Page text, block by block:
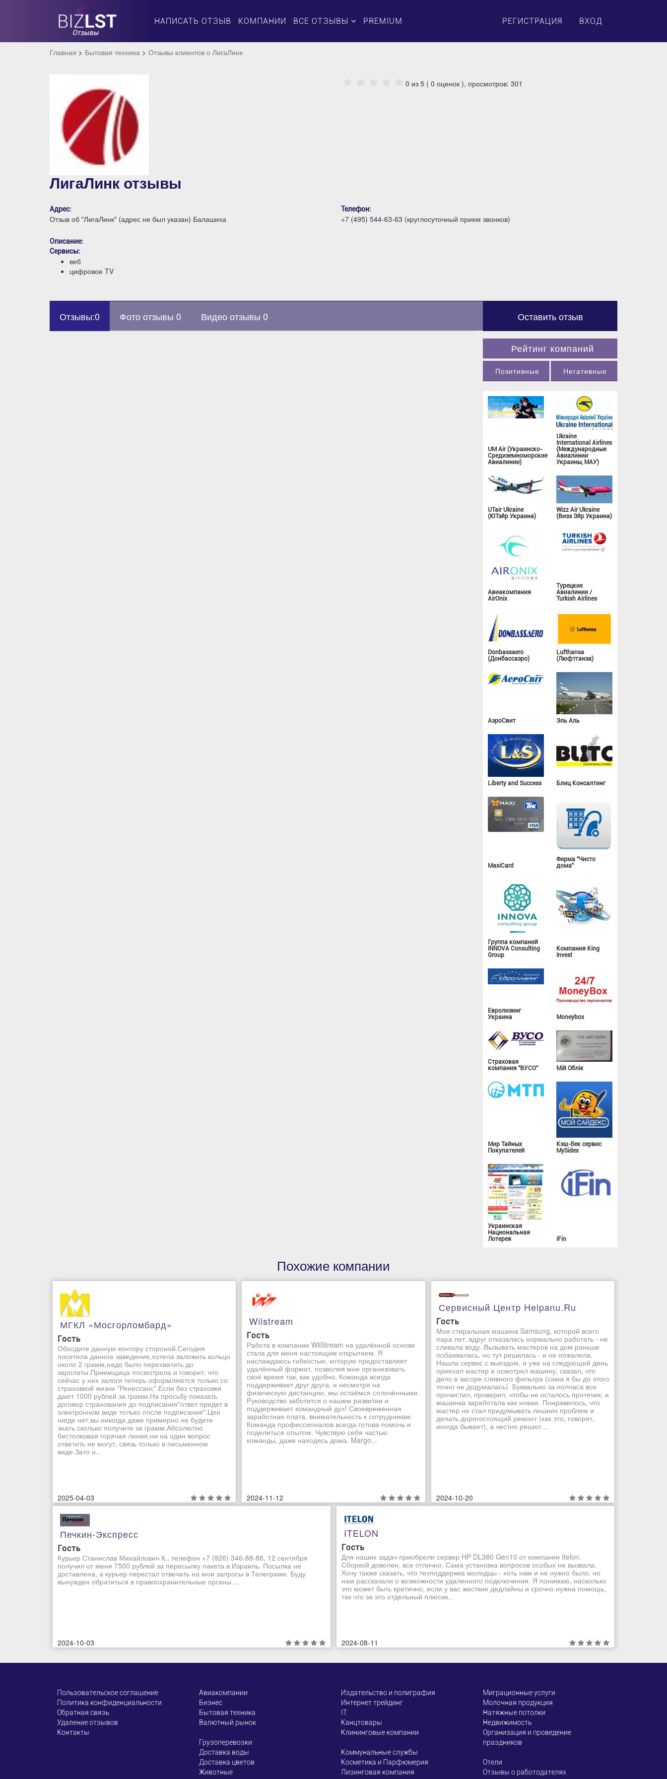
НАПИСАТЬ ОТЗЫВ КОМПАНИИ ВСЕ ОТЗЫВЫ PREMIUM РЕГИСТРАЦИЯ ВХОД
Главная Бытовая техника Отзывы клиентов о ЛигаЛинк
ЛигаЛинк отзывы
0 из 5 ( 0 оценок ), просмотров: 301
Адрес:
Отзыв об "ЛигаЛинк" (адрес не был указан) Балашиха
Телефон:
+7 (495) 544-63-63 (круглосуточный прием звонков)
Описание:
Сервисы:
веб
цифровое TV
Отзывы:0 Фото отзывы 0 Видео отзывы 0 Оставить отзыв
Рейтинг компаний
Позитивные Негативные
UM Air (Украинско-
Средиземноморские
Авиалинии)
Ukraine
International Airlines
(Международные
Авиалинии
Украины, МАУ)
UTair Ukraine
(ЮТэйр Украина)
Wizz Air Ukraine
(Визз Эйр Украина)
Авиакомпания
AirOnix
Турецкие
Авиалинии /
Turkish Airlines
Donbassaero
(Донбассаэро)
Lufthansa
(Люфтганза)
АэроСвит Эль Аль
Liberty and Success Блиц Консалтинг
MaxiCard
Фирма "Чисто
дома"
Группа компаний
INNOVA Consulting
Group
Компания King
Invest
Евролизинг
Украина
Moneybox
Страховая
компания "ВУСО"
Мій Облік
Мир Тайных
Покупателей
Кэш-бек сервис
MySidex
Украинская
Национальная
Лотерея
iFin
Похожие компании
МГКЛ «Мосгорломбард»
Гость
Обходите данную контору стороной.Сегодня
посетила данное заведение,хотела заложить кольцо
около 2 грамм,надо было перехватить до
зарплаты.Приемщица посмотрела и говорит, что
сейчас у них залоги теперь оформляются только со
страховкой жизни "Ренессанс".Если без страховки
дают 1000 рублей за грамм.На просьбу показать
договор страхования до подписания"ответ придет в
электронном виде только после подписания".Цен
нигде нет,вы никогда даже примерно не будете
знать сколько получите за грамм.Абсолютно
бестолковая горячая линия,ни на один вопрос
ответить не могут, связь только в письменном
виде.Зато н...
2025-04-03
Wilstream
Гость
Работа в компании WilStream на удалённой основе
стала для меня настоящим открытием. Я
наслаждаюсь гибкостью, которую предоставляет
удалённый формат, позволяя мне организовать
своё время так, как удобно. Команда всегда
поддерживает друг друга, и несмотря на
физическую дистанцию, мы остаёмся сплочёнными.
Руководство заботится о нашем развитии и
поддерживает командный дух! Своевременная
заработная плата, внимательность к сотрудникам.
Команда профессионалов всегда готова помочь и
поделиться опытом. Чувствую себя частью
команды, даже находясь дома. Margo...
2024-11-12
Сервисный Центр Helpanu.ru
Гость
Моя стиральная машина Samsung, которой всего
пара лет, вдруг отказалась нормально работать - не
сливала воду. Вызывать мастеров на дом раньше
побаивалась, но тут решилась - и не пожалела.
Нашла сервис с выездом, и уже на следующий день
приехал мастер и осмотрел машину, сказал, что
дело в засоре сливного фильтра (сама я бы до этого
точно не додумалась). Буквально за полчаса все
прочистил, проверил, чтобы не осталось протечек, и
машинка заработала как новая. Понравилось, что
мастер не стал придумывать лишних проблем и
делать дорогостоящий ремонт (как это, говорят,
иногда бывает), а честно решил ...
2024-10-20
Печкин-Экспресс
Гость
Курьер Станислав Михайлович К., телефон +7 (926) 346-88-88, 12 сентября
получил от меня 7500 рублей за пересылку пакета в Израиль. Посылка не
доставлена, а курьер перестал отвечать на мои запросы в Телеграме. Буду
вынужден обратиться в правоохранительные органы....
2024-10-03
ITELON
Гость
Для наших задач приобрели сервер HP DL380 Gen10 от компании Itelon.
Сборкой доволен, все отлично. Сама установка вопросов особых не вызвала.
Хочу также сказать, что техподдержка молодцы - хоть нам и не нужно было, но
нам рассказали о возможности удаленного подключения. Я понимаю, насколько
это может быть критично, если у вас жесткие дедлайны и срочно нужна помощь,
так что за это отдельный плюсик...
2024-08-11
Пользовательское соглашение
Политика конфиденциальности
Обратная связь
Удаление отзывов
Контакты
Авиакомпании
Бизнес
Бытовая техника
Валютный рынок
Грузоперевозки
Доставка воды
Доставка цветов
Животные
Издательство и полиграфия
Интернет трейдинг
ІТ
Канцтовары
Клининговые компании
Коммунальные службы
Косметика и Парфюмерия
Лизинговая компания
Миграционные услуги
Молочная продукция
Натяжные потолки
Недвижимость
Организация и проведение
праздников
Отели
Отзывы о работодателях